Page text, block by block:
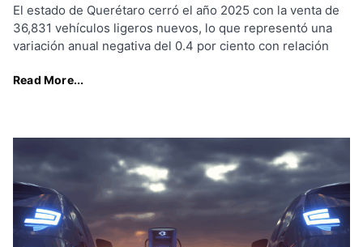
El estado de Querétaro cerró el año 2025 con la venta de
36,831 vehículos ligeros nuevos, lo que representó una
variación anual negativa del 0.4 por ciento con relación
Read More...